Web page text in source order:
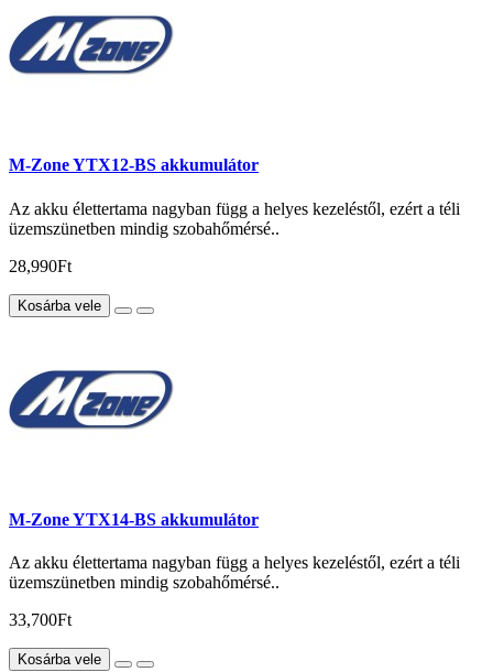
M-Zone YTX12-BS akkumulátor
Az akku élettertama nagyban függ a helyes kezeléstől, ezért a téli
üzemszünetben mindig szobahőmérsé..
28,990Ft
Kosárba vele
M-Zone YTX14-BS akkumulátor
Az akku élettertama nagyban függ a helyes kezeléstől, ezért a téli
üzemszünetben mindig szobahőmérsé..
33,700Ft
Kosárba vele